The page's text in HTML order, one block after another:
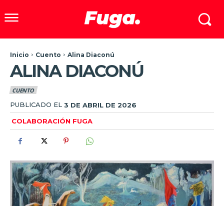
Inicio Cuento Alina Diaconú
ALINA DIACONÚ
CUENTO
PUBLICADO EL 3 DE ABRIL DE 2026
COLABORACIÓN FUGA